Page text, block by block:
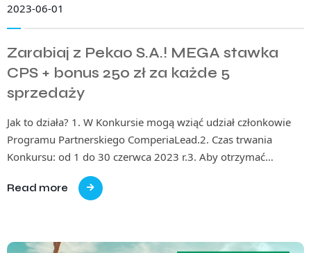
2023-06-01
Zarabiaj z Pekao S.A.! MEGA stawka
CPS + bonus 250 zł za każde 5
sprzedaży
Jak to działa? 1. W Konkursie mogą wziąć udział członkowie
Programu Partnerskiego ComperiaLead.2. Czas trwania
Konkursu: od 1 do 30 czerwca 2023 r.3. Aby otrzymać…
Read more